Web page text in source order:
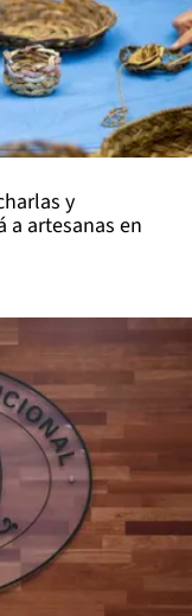
y
a artesanas en